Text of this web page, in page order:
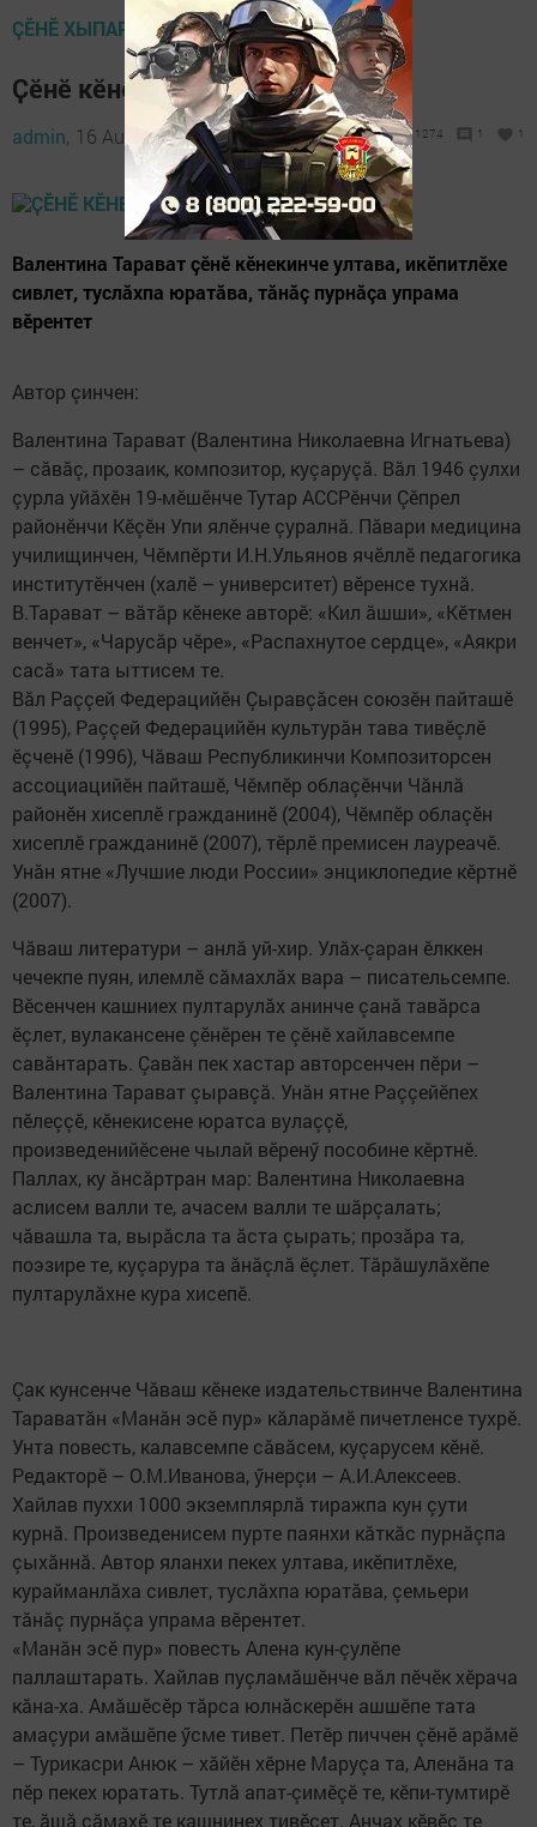
ÇӖНӖ ХЫПАРСЕМ
Ҫӗнӗ кӗнеке «МАНĂН ЭСӖ ПУР»
admin, 16 August 2021 - 11:39 1274 1 1
Валентина Тарават çӗнӗ кӗнекинче ултава, икӗпитлӗхе
сивлет, туслăхпа юратăва, тăнăç пурнăçа упрама
вӗрентет
Автор çинчен:
Валентина Тарават (Валентина Николаевна Игнатьева)
– сăвăç, прозаик, композитор, куçаруçă. Вăл 1946 çулхи
çурла уйăхӗн 19-мӗшӗнче Тутар АССРӗнчи Çӗпрел
районӗнчи Кӗçӗн Упи ялӗнче çуралнă. Пăвари медицина
училищинчен, Чӗмпӗрти И.Н.Ульянов ячӗллӗ педагогика
институтӗнчен (халӗ – университет) вӗренсе тухнă.
В.Тарават – вăтăр кӗнеке авторӗ: «Кил ăшши», «Кӗтмен
венчет», «Чарусăр чӗре», «Распахнутое сердце», «Аякри
сасă» тата ыттисем те.
Вăл Раççей Федерацийӗн Çыравçăсен союзӗн пайташӗ
(1995), Раççей Федерацийӗн культурăн тава тивӗçлӗ
ӗçченӗ (1996), Чăваш Республикинчи Композиторсен
ассоциацийӗн пайташӗ, Чӗмпӗр облаçӗнчи Чăнлă
районӗн хисеплӗ гражданинӗ (2004), Чӗмпӗр облаçӗн
хисеплӗ гражданинӗ (2007), тӗрлӗ премисен лауреачӗ.
Унăн ятне «Лучшие люди России» энциклопедие кӗртнӗ
(2007).
Чăваш литератури – анлă уй-хир. Улăх-çаран ӗлккен
чечекпе пуян, илемлӗ сăмахлăх вара – писательсемпе.
Вӗсенчен кашниех пултарулăх анинче çанă тавăрса
ӗçлет, вулакансене çӗнӗрен те çӗнӗ хайлавсемпе
савăнтарать. Çавăн пек хастар авторсенчен пӗри –
Валентина Тарават çыравçă. Унăн ятне Раççейӗпех
пӗлеççӗ, кӗнекисене юратса вулаççӗ,
произведенийӗсене чылай вӗренӳ пособине кӗртнӗ.
Паллах, ку ăнсăртран мар: Валентина Николаевна
аслисем валли те, ачасем валли те шăрçалать;
чăвашла та, вырăсла та ăста çырать; прозăра та,
поэзире те, куçарура та ăнăçлă ӗçлет. Тăрăшулăхӗпе
пултарулăхне кура хисепӗ.
Çак кунсенче Чăваш кӗнеке издательствинче Валентина
Тараватăн «Манăн эсӗ пур» кăларăмӗ пичетленсе тухрӗ.
Унта повесть, калавсемпе сăвăсем, куçарусем кӗнӗ.
Редакторӗ – О.М.Иванова, ӳнерçи – А.И.Алексеев.
Хайлав пуххи 1000 экземплярлă тиражпа кун çути
курнă. Произведенисем пурте паянхи кăткăс пурнăçпа
çыхăннă. Автор яланхи пекех ултава, икӗпитлӗхе,
курайманлăха сивлет, туслăхпа юратăва, çемьери
тăнăç пурнăçа упрама вӗрентет.
«Манăн эсӗ пур» повесть Алена кун-çулӗпе
паллаштарать. Хайлав пуçламăшӗнче вăл пӗчӗк хӗрача
кăна-ха. Амăшӗсӗр тăрса юлнăскерӗн ашшӗпе тата
амаçури амăшӗпе ӳсме тивет. Петӗр пиччен çӗнӗ арăмӗ
– Турикасри Анюк – хăйӗн хӗрне Маруçа та, Аленăна та
пӗр пекех юратать. Тутлă апат-çимӗçӗ те, кӗпи-тумтирӗ
те, ăшă сăмахӗ те кашнинех тивӗçет. Анчах кӗвӗç те